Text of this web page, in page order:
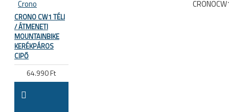
Crono
CRONO CW1 TÉLI
/ ÁTMENETI
MOUNTAINBIKE
KERÉKPÁROS
CIPŐ
64.990 Ft